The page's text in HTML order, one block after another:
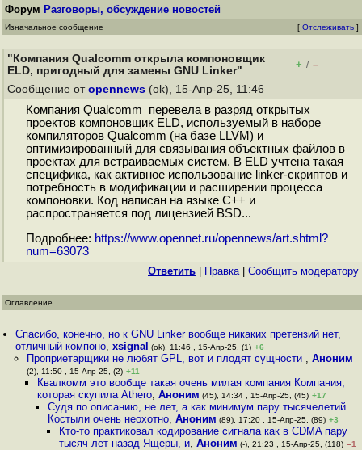
Форум Разговоры, обсуждение новостей
Изначальное сообщение [ Отслеживать ]
"Компания Qualcomm открыла компоновщик
ELD, пригодный для замены GNU Linker"
+ / –
Сообщение от opennews (ok), 15-Апр-25, 11:46
Компания Qualcomm перевела в разряд открытых
проектов компоновщик ELD, используемый в наборе
компиляторов Qualcomm (на базе LLVM) и
оптимизированный для связывания объектных файлов в
проектах для встраиваемых систем. В ELD учтена такая
специфика, как активное использование linker-скриптов и
потребность в модификации и расширении процесса
компоновки. Код написан на языке C++ и
распространяется под лицензией BSD...
Подробнее: https://www.opennet.ru/opennews/art.shtml?
num=63073
Ответить Правка| Cообщить модератору
Оглавление
Спасибо, конечно, но к GNU Linker вообще никаких претензий нет,
отличный компоно,xsignal (ok), 11:46 , 15-Апр-25, (1) +6
Проприетарщики не любят GPL, вот и плодят сущности , Аноним
(2), 11:50 , 15-Апр-25, (2) +11
Квалкомм это вообще такая очень милая компания Компания,
которая скупила Athero, Аноним (45), 14:34 , 15-Апр-25, (45) +17
Судя по описанию, не лет, а как минимум пару тысячелетий
Костыли очень неохотно,Аноним (89), 17:20 , 15-Апр-25, (89) +3
Кто-то практиковал кодирование сигнала как в CDMA пару
тысяч лет назад Ящеры, и, Аноним (-), 21:23 , 15-Апр-25, (118) –1